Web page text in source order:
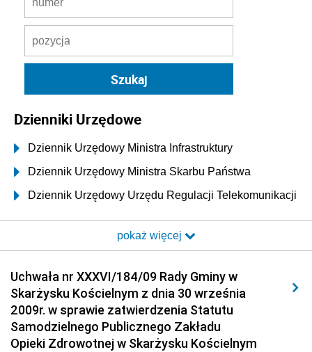
Dzienniki Urzędowe
Dziennik Urzędowy Ministra Infrastruktury
Dziennik Urzędowy Ministra Skarbu Państwa
Dziennik Urzędowy Urzędu Regulacji Telekomunikacji
Dziennik Urzędowy Ministra Transportu i Budownictwa
Elektronicznej
Dziennik Urzędowy Ministra Spraw Wewnętrznych i
Administracji
Dziennik Urzędowy Ministra Transportu
pokaż więcej
Uchwała nr XXXVI/184/09 Rady Gminy w
Skarżysku Kościelnym z dnia 30 września
2009r. w sprawie zatwierdzenia Statutu
Samodzielnego Publicznego Zakładu
Opieki Zdrowotnej w Skarżysku Kościelnym